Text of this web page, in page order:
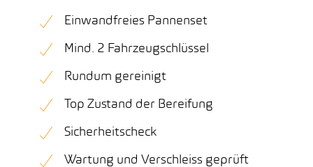
Einwandfreies Pannenset
Mind. 2 Fahrzeugschlüssel
Rundum gereinigt
Top Zustand der Bereifung
Sicherheitscheck
Wartung und Verschleiss geprüft